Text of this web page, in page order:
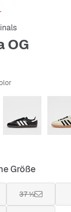
OG
Größe
37 ⅓